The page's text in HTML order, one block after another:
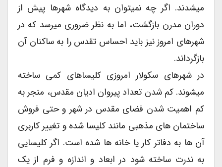
میشدند. اگر چه نمیتوان به دیدگاه شهرها پیش از
دوران مدرن بازگشت، اما به نظر ضروری میرسد که در
شهرهای امروز نیز باید احساس تقدس را به ساکنان آن
بازگرداند.
در شهرهای سکولار امروزی کلیساهای کمی ساخته
میشوند. کم شدن تعداد پیروان ادیان مقدس، منجر به
کم اهمیت شدن فضای مقدس در شهر و حتی فروش
ساختمان های مذهبی مانند کلیسا شده و تغییر کاربری
آن ها به دفاتر کار یا خانه ها شده است. اگر کلیسایی
به ندرت ساخته شود در ابعاد و اندازه و فرم از یک